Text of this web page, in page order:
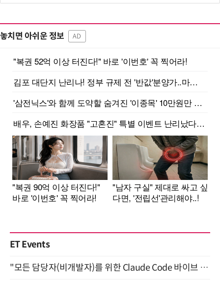
놓치면 아쉬운 정보 AD
ET Events
"모든 담당자(비개발자)를 위한 Claude Code 바이브 코딩 2-day 부트캠프" 9월 16~17일 개최